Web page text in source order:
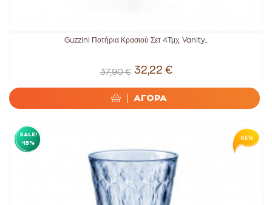
Guzzini Ποτήρια Κρασιού Σετ 4Τμχ. Vanity...
37,90 € 32,22 €
ΑΓΟΡΑ
SALE!
-15%